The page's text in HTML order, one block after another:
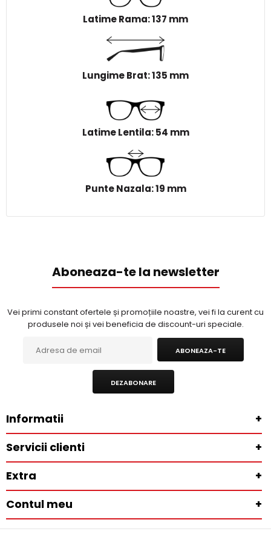
Latime Rama: 137 mm
Lungime Brat: 135 mm
Latime Lentila: 54 mm
Punte Nazala: 19 mm
Aboneaza-te la newsletter
Vei primi constant ofertele și promoțiile noastre, vei fi la curent cu
produsele noi și vei beneficia de discount-uri speciale.
ABONEAZA-TE
DEZABONARE
Informatii
+
Servicii clienti
+
Extra
+
Contul meu
+